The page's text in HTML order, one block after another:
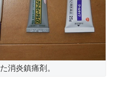
消炎鎮痛剤。